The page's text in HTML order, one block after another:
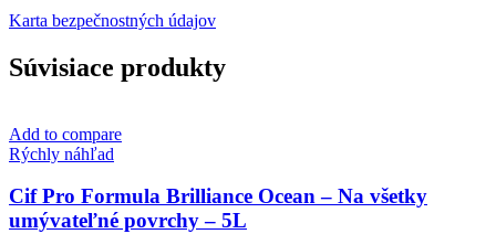
Karta bezpečnostných údajov
Súvisiace produkty
Add to compare
Rýchly náhľad
Cif Pro Formula Brilliance Ocean – Na všetky
umývateľné povrchy – 5L